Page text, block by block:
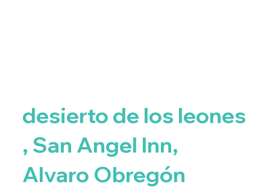
desierto de los leones
, San Angel Inn,
Alvaro Obregón